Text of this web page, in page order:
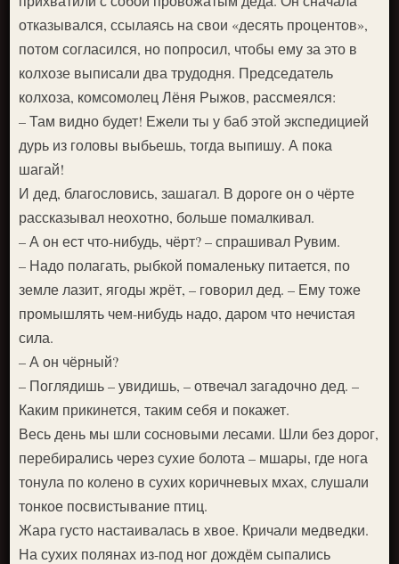
отказывался, ссылаясь на свои «десять процентов»,
потом согласился, но попросил, чтобы ему за это в
колхозе выписали два трудодня. Председатель
колхоза, комсомолец Лёня Рыжов, рассмеялся:
– Там видно будет! Ежели ты у баб этой экспедицией
дурь из головы выбьешь, тогда выпишу. А пока
шагай!
И дед, благословись, зашагал. В дороге он о чёрте
рассказывал неохотно, больше помалкивал.
– А он ест что-нибудь, чёрт? – спрашивал Рувим.
– Надо полагать, рыбкой помаленьку питается, по
земле лазит, ягоды жрёт, – говорил дед. – Ему тоже
промышлять чем-нибудь надо, даром что нечистая
сила.
– А он чёрный?
– Поглядишь – увидишь, – отвечал загадочно дед. –
Каким прикинется, таким себя и покажет.
Весь день мы шли сосновыми лесами. Шли без дорог,
перебирались через сухие болота – мшары, где нога
тонула по колено в сухих коричневых мхах, слушали
тонкое посвистывание птиц.
Жара густо настаивалась в хвое. Кричали медведки.
На сухих полянах из-под ног дождём сыпались